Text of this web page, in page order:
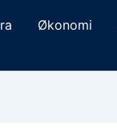
Økonomi